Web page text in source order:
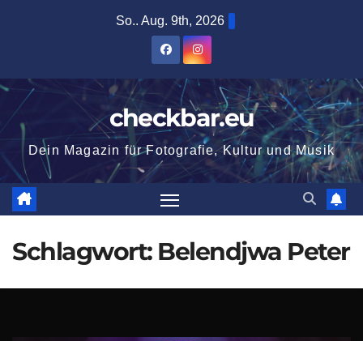
So.. Aug. 9th, 2026
checkbar.eu
Dein Magazin für Fotografie, Kultur und Musik
Schlagwort: Belendjwa Peter